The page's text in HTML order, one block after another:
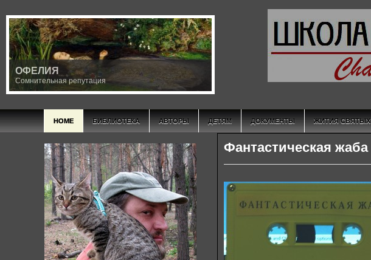
ОФЕЛИЯ
Сомнительная репутация
HOME БИБЛИОТЕКА АВТОРЫ ДЕТЯМ ДОКУМЕНТЫ ЖИТИЯ СВЯТЫХ
Фантастическая жаба